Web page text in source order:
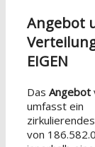
Angebot
EIGEN
Das Angebot
umfasst ein
von